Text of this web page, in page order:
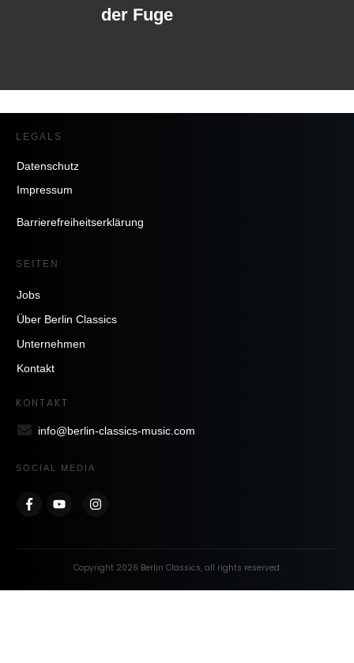
der Fuge
LEGALS
Datenschutz
Impressum
Barrierefreiheitserklärung
SEITEN
Jobs
Über Berlin Classics
Unternehmen
Kontakt
KONTAKT
info@berlin-classics-music.com
SOCIAL MEDIA
Copyright 2026 Berlin Classics, all rights reserved.